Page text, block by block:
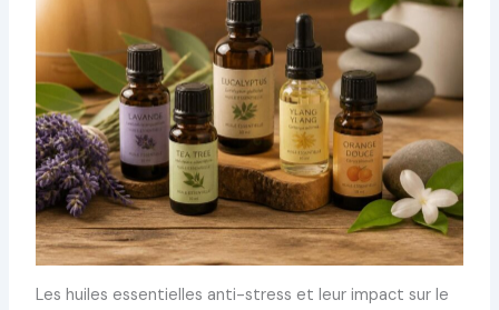
Les huiles essentielles anti-stress et leur impact sur le